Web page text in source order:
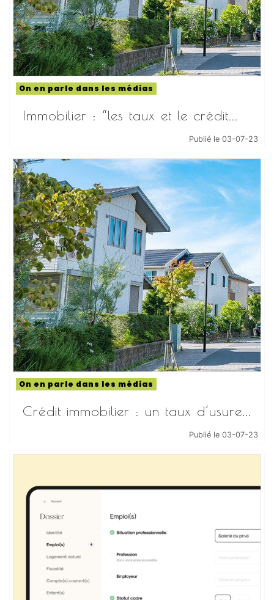
On en parle dans les médias
Immobilier : “les taux et le crédit...
Publié le 03-07-23
On en parle dans les médias
Crédit immobilier : un taux d’usure...
Publié le 03-07-23